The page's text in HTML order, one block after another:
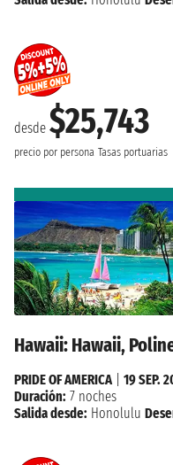
desde $25,743
precio por persona Tasas portuarias
Hawaii: Hawaii,
PRIDE OF AMERICA| 19 SEP.
Duración: 7 noches
Salida desde: Honolulu